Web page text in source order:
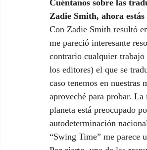
Cuéntanos sobre las
Zadie Smith, ahora
Con Zadie Smith resultó
me pareció interesante
contrario cualquier
los editores) el que se
caso tenemos en
aproveché para probar.
planeta está preocupado
autodeterminación
“Swing Time” me